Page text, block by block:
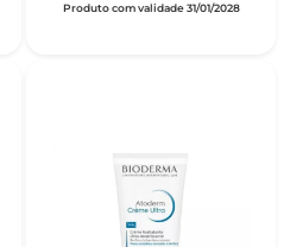
Produto com validade 31/01/2028